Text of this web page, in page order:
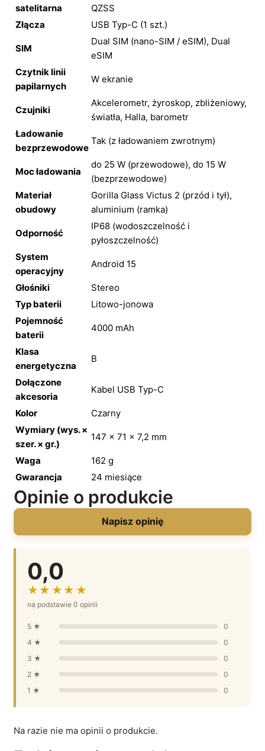
satelitarna
QZSS
Złącza
USB Typ-C (1 szt.)
SIM
Dual SIM (nano-SIM / eSIM), Dual
eSIM
Czytnik linii
papilarnych
W ekranie
Czujniki
Akcelerometr, żyroskop, zbliżeniowy,
światła, Halla, barometr
Ładowanie
bezprzewodowe
Tak (z ładowaniem zwrotnym)
Moc ładowania
do 25 W (przewodowe), do 15 W
(bezprzewodowe)
Materiał
obudowy
Gorilla Glass Victus 2 (przód i tył),
aluminium (ramka)
Odporność
IP68 (wodoszczelność i
pyłoszczelność)
System
operacyjny
Android 15
Głośniki
Stereo
Typ baterii
Litowo-jonowa
Pojemność
baterii
4000 mAh
Klasa
energetyczna
B
Dołączone
akcesoria
Kabel USB Typ-C
Kolor
Czarny
Wymiary (wys. ×
szer. × gr.)
147 × 71 × 7,2 mm
Waga
162 g
Gwarancja
24 miesiące
Opinie o produkcie
Napisz opinię
0,0
★★★★★
na podstawie 0 opinii
5 ★
0
4 ★
0
3 ★
0
2 ★
0
1 ★
0
Na razie nie ma opinii o produkcie.